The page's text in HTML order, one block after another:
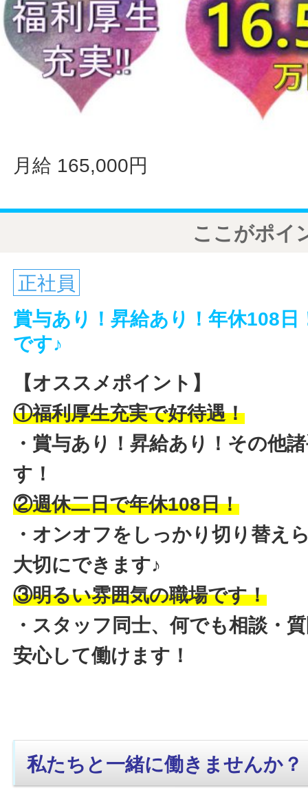
月給 165,000円
ここがポイ
正社員
賞与あり！昇給あり！年休108
です♪
【オススメポイント】
①福利厚生充実で好待遇！
・賞与あり！昇給あり！その他
す！
②週休二日で年休108日！
・オンオフをしっかり切り替え
大切にできます♪
③明るい雰囲気の職場です！
・スタッフ同士、何でも相談・
安心して働けます！
私たちと一緒に働きませんか？